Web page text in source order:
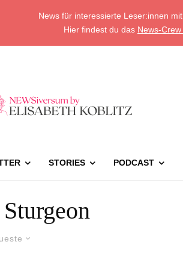
News für interessierte Leser:innen
Hier findest du das News-Crew
STORIES PODCAST